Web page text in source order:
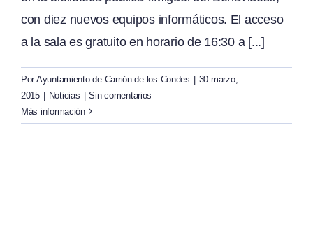
con diez nuevos equipos informáticos. El acceso
a la sala es gratuito en horario de 16:30 a [...]
Por Ayuntamiento de Carrión de los Condes
30 marzo,
2015
Noticias
Sin comentarios
Más información